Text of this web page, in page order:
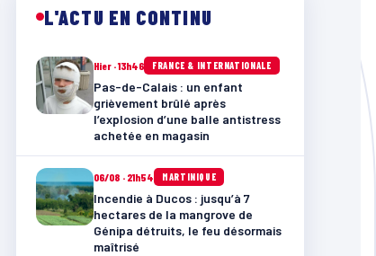
L'ACTU EN CONTINU
Hier · 13h46 FRANCE & INTERNATIONALE
Pas-de-Calais : un enfant
grièvement brûlé après
l’explosion d’une balle antistress
achetée en magasin
06/08 · 21h54 MARTINIQUE
Incendie à Ducos : jusqu’à 7
hectares de la mangrove de
Génipa détruits, le feu désormais
maîtrisé